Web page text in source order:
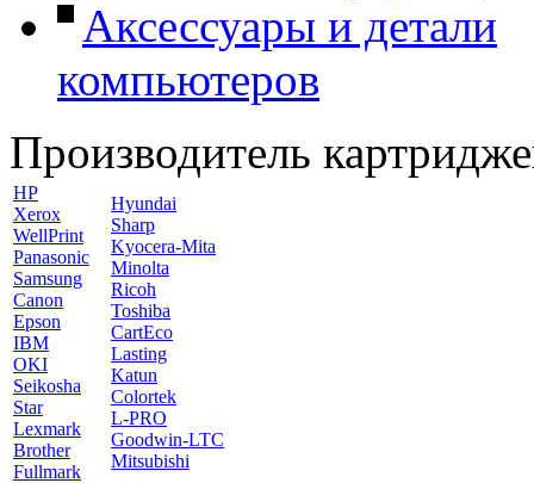
Аксессуары и детали
компьютеров
Производитель
HP
Xerox
WellPrint
Panasonic
Samsung
Canon
Epson
IBM
OKI
Seikosha
Star
Lexmark
Brother
Fullmark
Hyundai
Sharp
Kyocera-Mita
Minolta
Ricoh
Toshiba
CartEco
Lasting
Katun
Colortek
L-PRO
Goodwin-LTC
Mitsubishi